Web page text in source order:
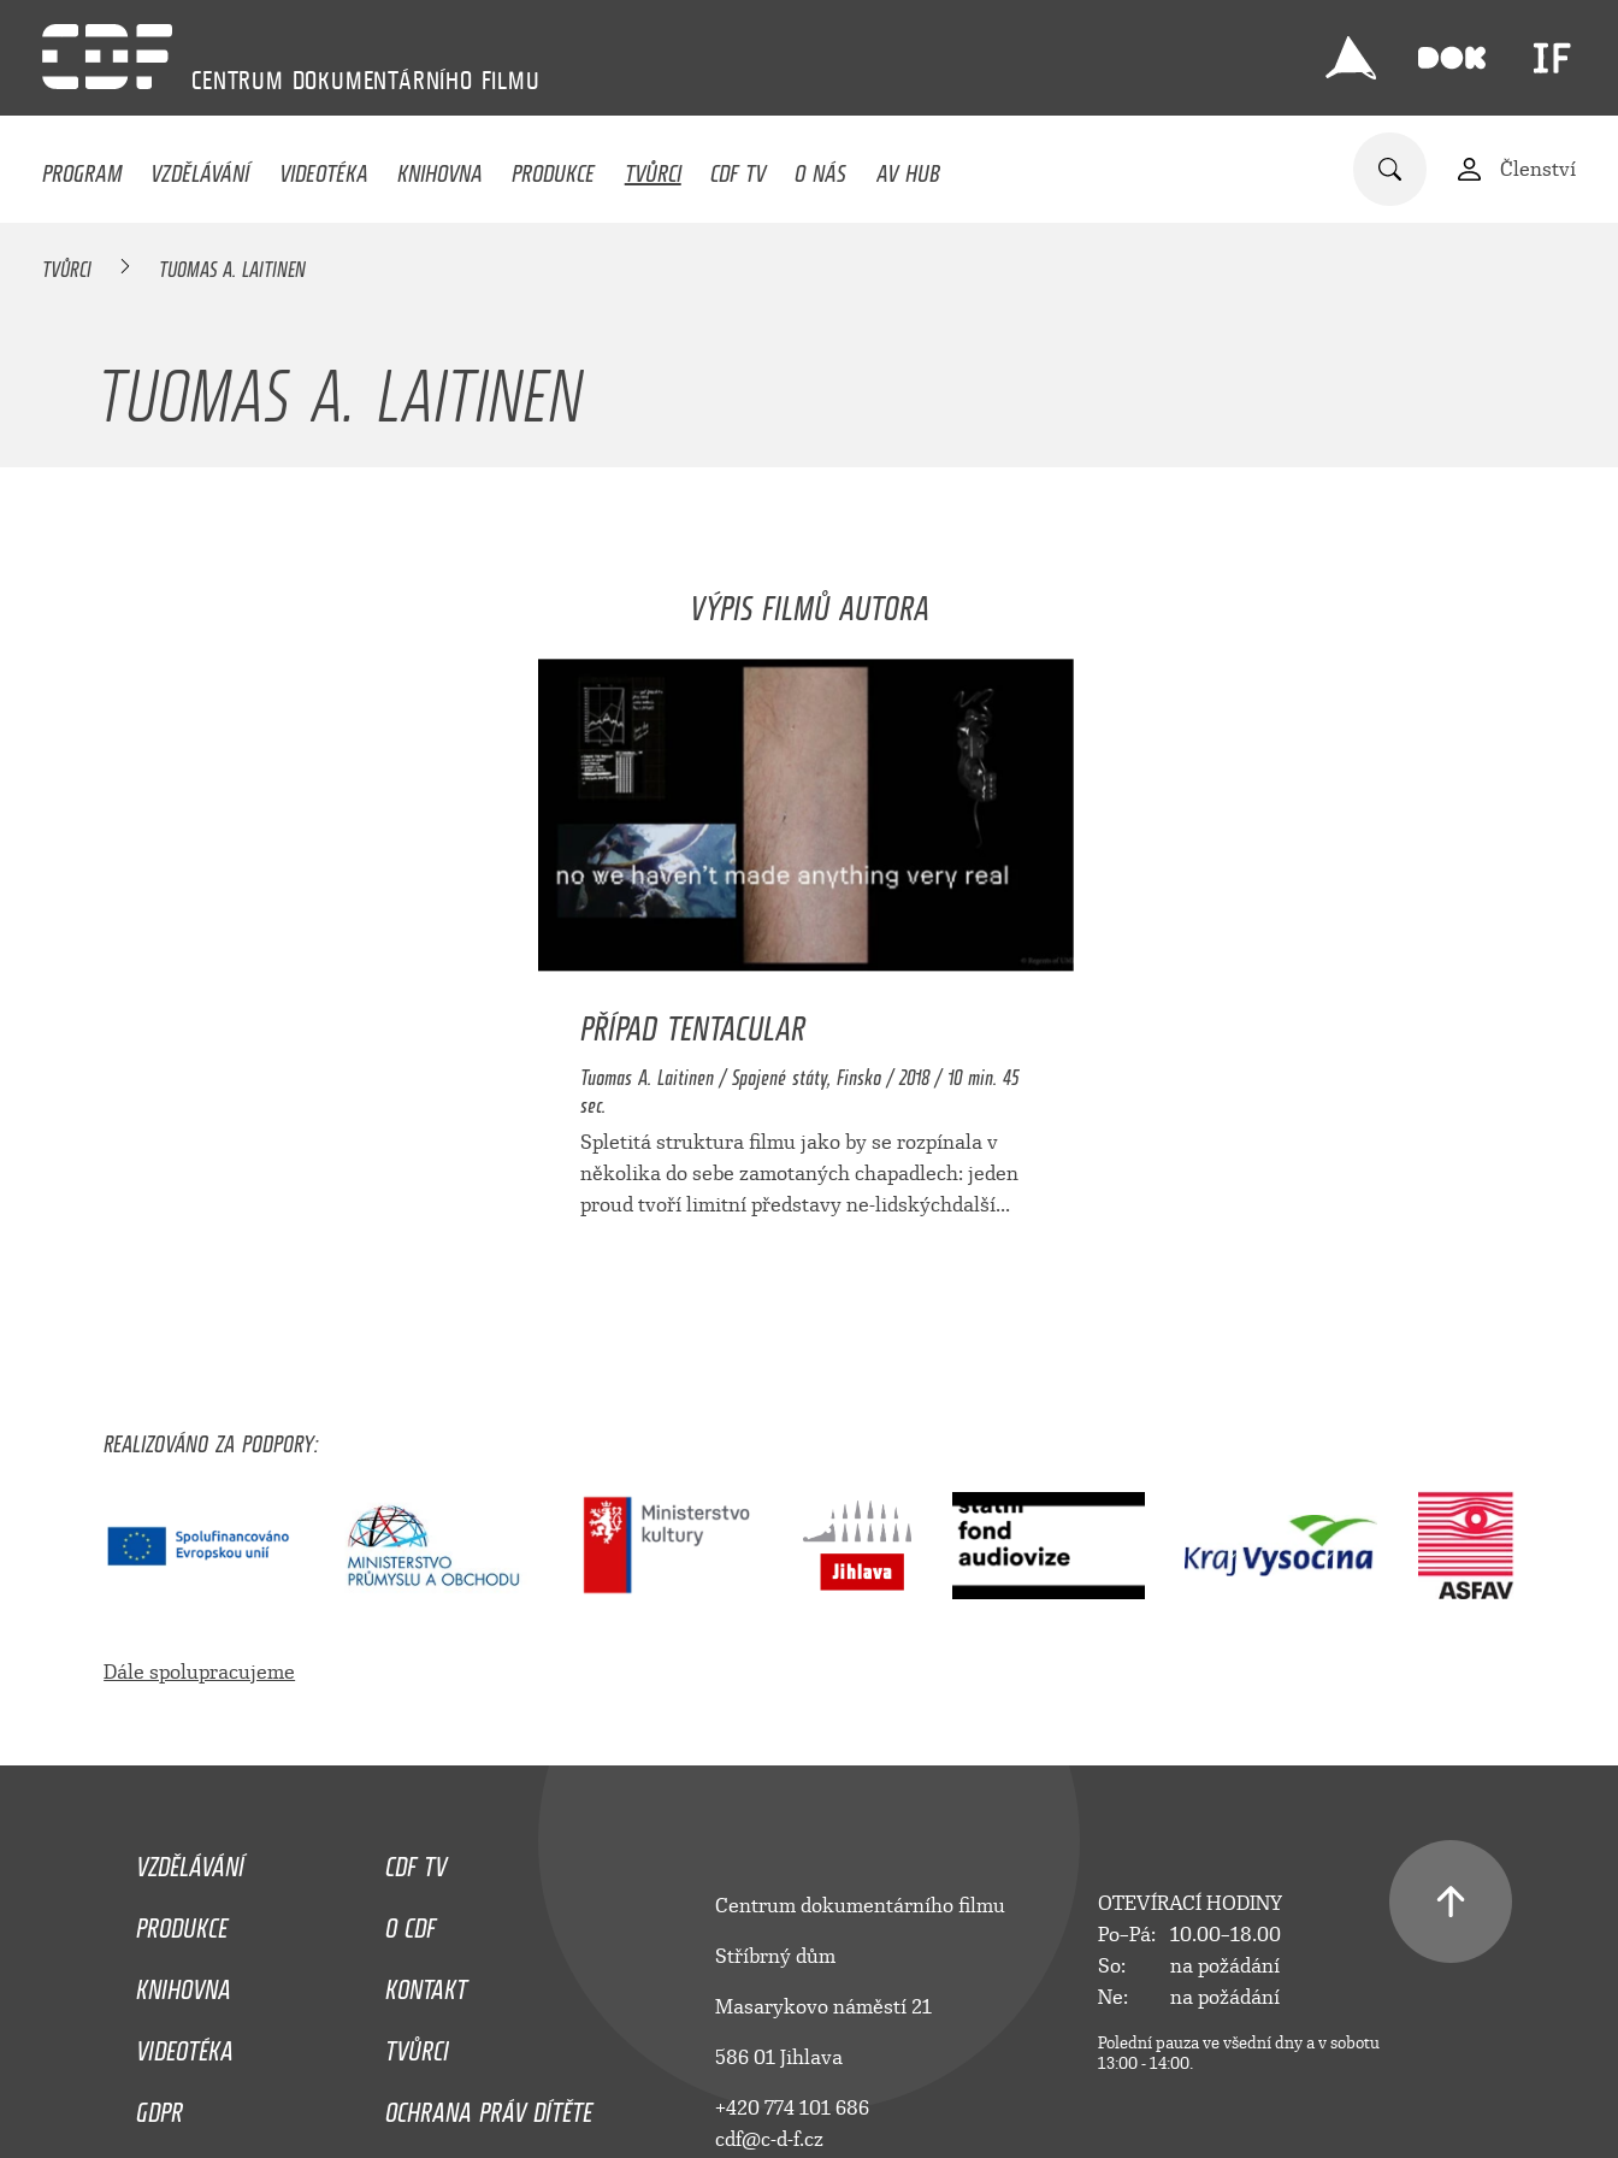
CENTRUM DOKUMENTÁRNÍHO FILMU
PROGRAM VZDĚLÁVÁNÍ VIDEOTÉKA KNIHOVNA PRODUKCE TVŮRCI CDF TV O NÁS AV HUB Členství
TVŮRCI TUOMAS A. LAITINEN
TUOMAS A. LAITINEN
VÝPIS FILMŮ AUTORA
PŘÍPAD TENTACULAR
Tuomas A. Laitinen / Spojené státy, Finsko / 2018 / 10 min. 45
sec.
Spletitá struktura filmu jako by se rozpínala v
několika do sebe zamotaných chapadlech: jeden
proud tvoří limitní představy ne-lidskýchdalší...
REALIZOVÁNO ZA PODPORY:
Dále spolupracujeme
VZDĚLÁVÁNÍ
CDF TV
PRODUKCE
O CDF
KNIHOVNA
KONTAKT
VIDEOTÉKA
TVŮRCI
GDPR
OCHRANA PRÁV DÍTĚTE
Centrum dokumentárního filmu
Stříbrný dům
Masarykovo náměstí 21
586 01 Jihlava
+420 774 101 686
cdf@c-d-f.cz
OTEVÍRACÍ HODINY
Po–Pá:
10.00–18.00
So:
na požádání
Ne:
na požádání
Polední pauza ve všední dny a v sobotu
13:00 - 14:00.